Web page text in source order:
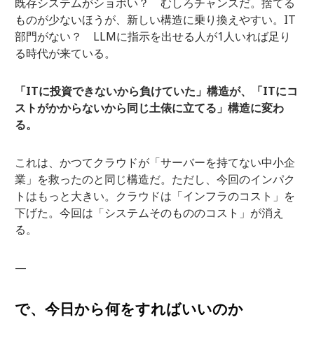
既存システムがショボい？ むしろチャンスだ。捨てる
ものが少ないほうが、新しい構造に乗り換えやすい。IT
部門がない？ LLMに指示を出せる人が1人いれば足り
る時代が来ている。
「ITに投資できないから負けていた」構造が、「ITにコ
ストがかからないから同じ土俵に立てる」構造に変わ
る。
これは、かつてクラウドが「サーバーを持てない中小企
業」を救ったのと同じ構造だ。ただし、今回のインパク
トはもっと大きい。クラウドは「インフラのコスト」を
下げた。今回は「システムそのもののコスト」が消え
る。
—
で、今日から何をすればいいのか